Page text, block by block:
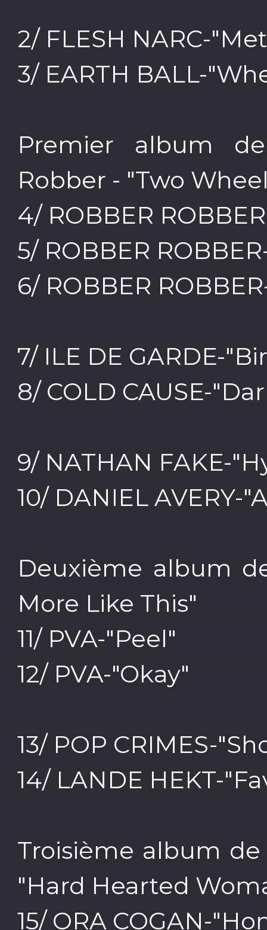
2/ FLESH NARC-
3/ EARTH BALL-
Premier album
Robber - "Two
4/ ROBBER
5/ ROBBER
6/ ROBBER
7/ ILE DE GARDE-
8/ COLD CAUSE-
9/ NATHAN FAKE-
10/ DANIEL AVERY-
Deuxième album
More Like This"
11/ PVA-"Peel"
12/ PVA-"Okay"
13/ POP CRIMES-
14/ LANDE HEKT-
Troisième album
"Hard Hearted
15/ ORA COGAN-